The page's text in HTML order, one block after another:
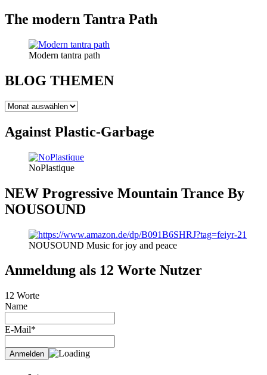
The modern Tantra Path
Modern tantra path
BLOG THEMEN
BLOG
Against Plastic-Garbage
NoPlastique
NEW Progressive Mountain Trance By
NOUSOUND
NOUSOUND Music for joy and peace
Anmeldung als 12 Worte Nutzer
12 Worte
Name
E-Mail*